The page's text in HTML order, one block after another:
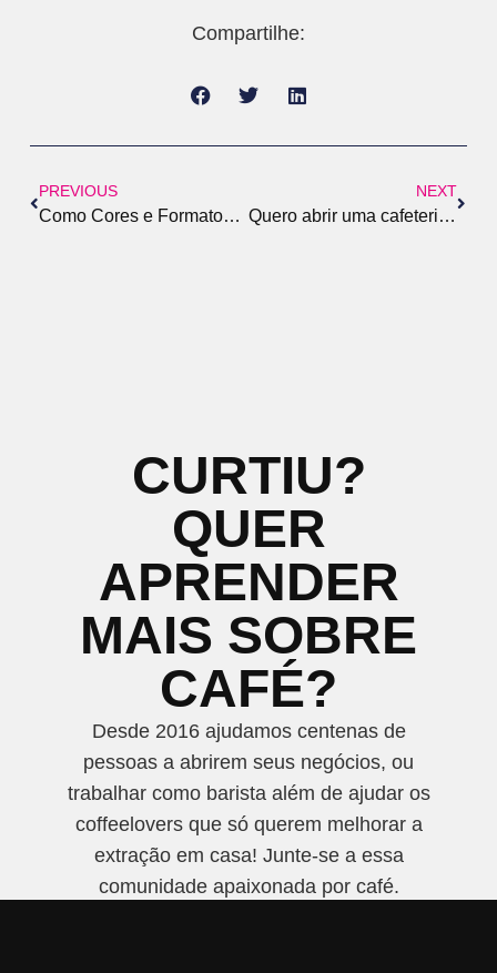
Compartilhe:
PREVIOUS
Como Cores e Formatos de Xícaras Influenciam a Percepção Sensorial do Café
NEXT
Quero abrir uma cafeteria. Alugar ou comprar uma máquina de espresso?
CURTIU?
QUER
APRENDER
MAIS SOBRE
CAFÉ?
Desde 2016 ajudamos centenas de
pessoas a abrirem seus negócios, ou
trabalhar como barista além de ajudar os
coffeelovers que só querem melhorar a
extração em casa! Junte-se a essa
comunidade apaixonada por café.